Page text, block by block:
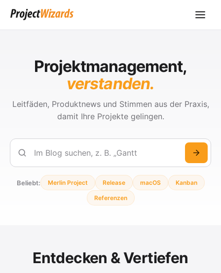
Projektmanagement,
verstanden.
Leitfäden, Produktnews und Stimmen aus der Praxis,
damit Ihre Projekte gelingen.
Suchen
Beliebt: Merlin Project Release macOS Kanban
Referenzen
Entdecken & Vertiefen